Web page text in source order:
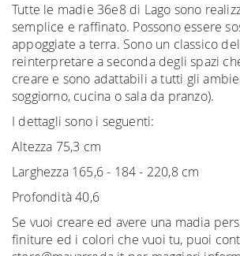
Tutte le madie 36e8 di Lago sono
semplice e raffinato. Possono essere
appoggiate a terra. Sono un classico
reinterpretare a seconda degli spazi
creare e sono adattabili a tutti gli
soggiorno, cucina o sala da pranzo).
I dettagli sono i seguenti:
Altezza 75,3 cm
Larghezza 165,6 - 184 - 220,8 cm
Profondità 40,6
Se vuoi creare ed avere una madia
finiture ed i colori che vuoi tu, puoi